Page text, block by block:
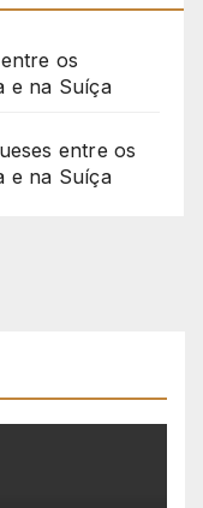
os
e na Suíça
entre os
e na Suíça